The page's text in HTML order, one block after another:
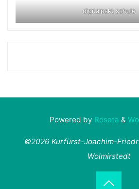
digitalpakt schule
Powered by Roseta &
©2026 Kurfürst-Joachim-
Wolmirstedt